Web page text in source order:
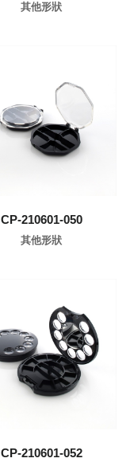
其他形狀
了解更多
CP-210601-050
其他形狀
了解更多
CP-210601-052